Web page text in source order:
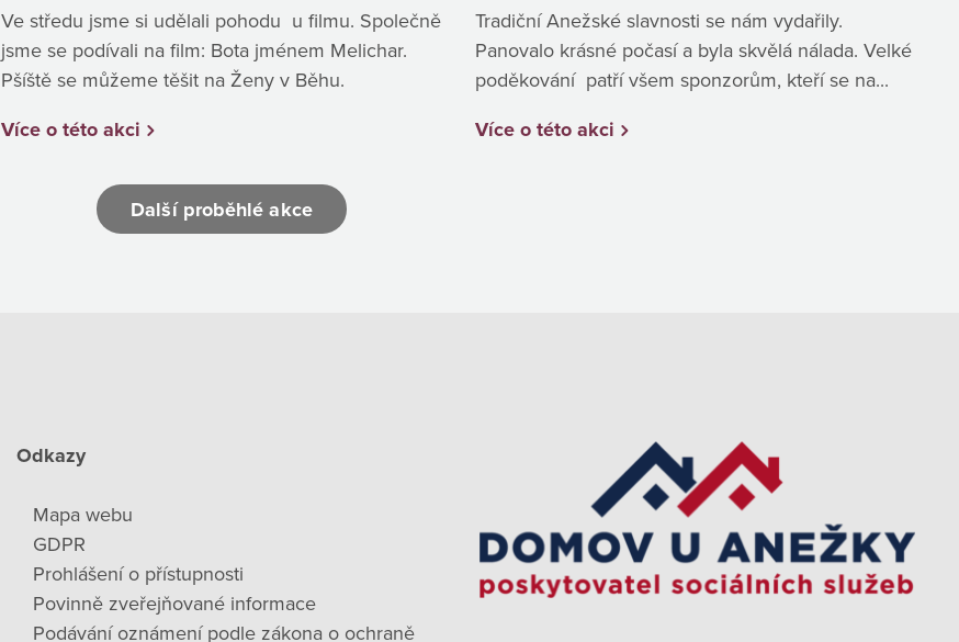
Ve středu jsme si udělali pohodu u filmu. Společně
jsme se podívali na film: Bota jménem Melichar.
Pšíště se můžeme těšit na Ženy v Běhu.
Více o této akci
Tradiční Anežské slavnosti se nám vydařily.
Panovalo krásné počasí a byla skvělá nálada. Velké
poděkování patří všem sponzorům, kteří se na...
Více o této akci
Další proběhlé akce
Odkazy
Mapa webu
GDPR
Prohlášení o přístupnosti
Povinně zveřejňované informace
Podávání oznámení podle zákona o ochraně